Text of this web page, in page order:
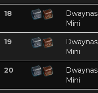
18
Dwaynas
Mini
19
Dwaynas
Mini
20
Dwaynas
Mini